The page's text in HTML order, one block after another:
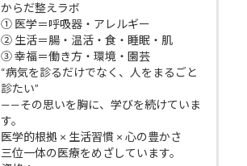
からだ整えラボ
① 医学＝呼吸器・アレルギー
② 生活＝腸・温活・食・睡眠・肌
③ 幸福＝働き方・環境・園芸
“病気を診るだけでなく、人をまるごと
診たい”
——その思いを胸に、学びを続けていま
す。
医学的根拠 × 生活習慣 × 心の豊かさ
三位一体の医療をめざしています。